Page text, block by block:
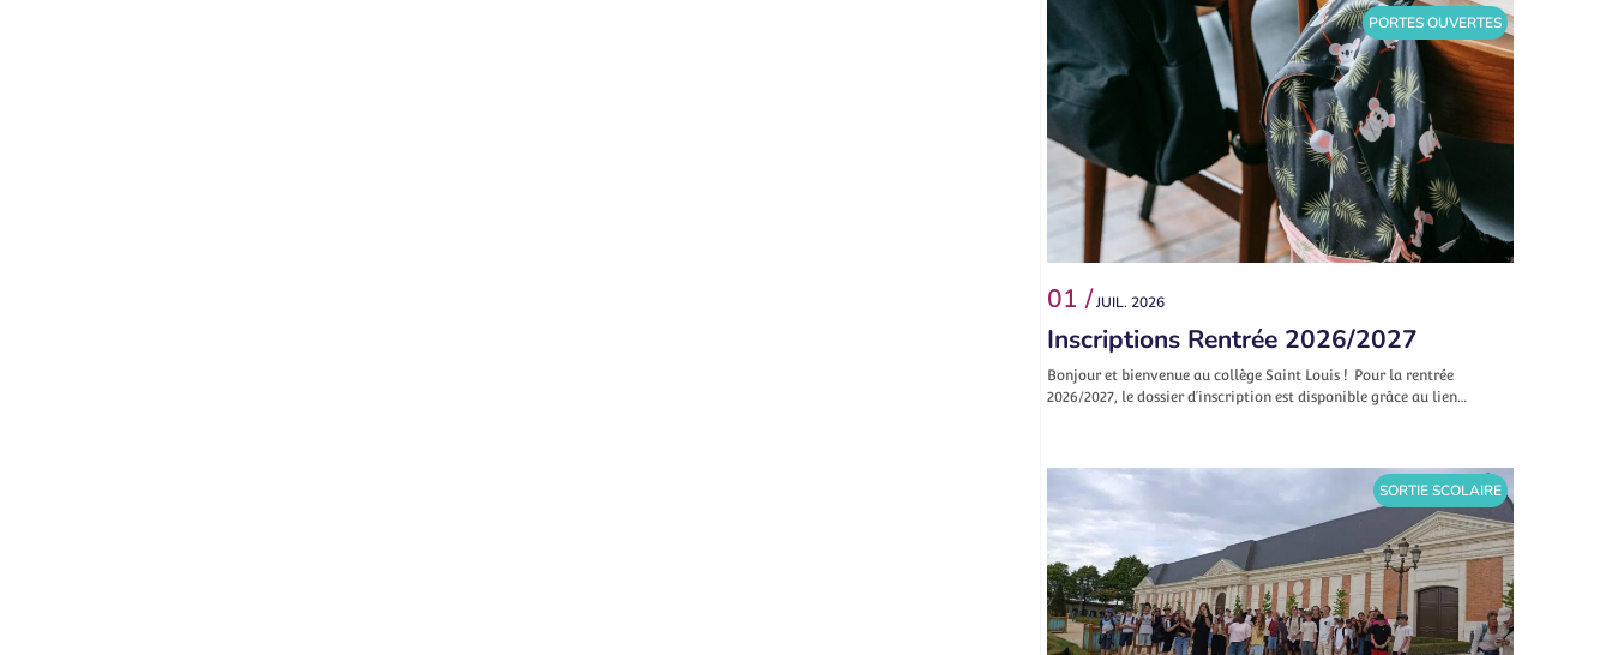
PORTES OUVERTES
01 /JUIL. 2026
Inscriptions Rentrée 2026/2027
Bonjour et bienvenue au collège Saint Louis ! Pour la rentrée
2026/2027, le dossier d’inscription est disponible grâce au lien…
SORTIE SCOLAIRE